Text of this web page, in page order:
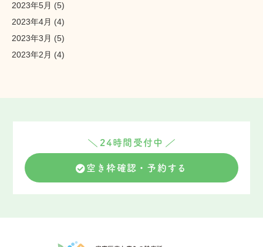
2023年5月 (5)
2023年4月 (4)
2023年3月 (5)
2023年2月 (4)
24時間受付中
空き枠確認・予約する